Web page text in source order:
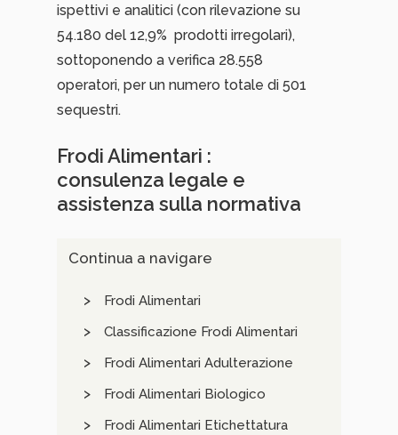
ispettivi e analitici (con rilevazione su
54.180 del 12,9% prodotti irregolari),
sottoponendo a verifica 28.558
operatori, per un numero totale di 501
sequestri.
Frodi Alimentari :
consulenza legale e
assistenza sulla normativa
Continua a navigare
Frodi Alimentari
Classificazione Frodi Alimentari
Frodi Alimentari Adulterazione
Frodi Alimentari Biologico
Frodi Alimentari Etichettatura